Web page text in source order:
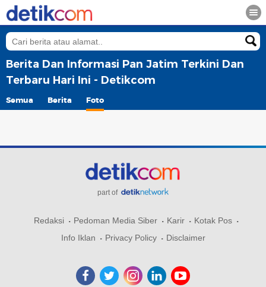
Berita Dan Informasi Pan Jatim Terkini Dan
Terbaru Hari Ini - Detikcom
Semua Berita Foto
part of
Redaksi Pedoman Media Siber Karir
Kotak Pos
Info Iklan
Privacy Policy Disclaimer